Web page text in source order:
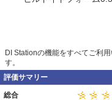
DI Stationの機能をすべてご利用
す。
評価サマリー
総合